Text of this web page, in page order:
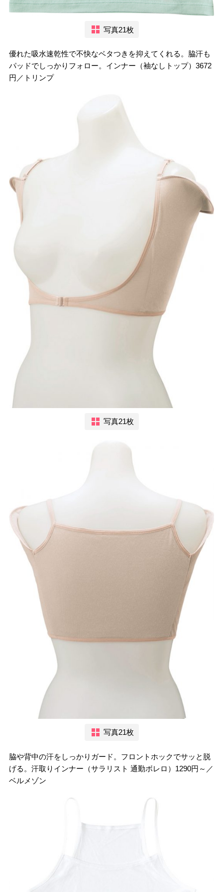
写真21枚
優れた吸水速乾性で不快なベタつきを抑えてくれる。脇汗も
パッドでしっかりフォロー。インナー（袖なしトップ）3672
円／トリンプ
写真21枚
写真21枚
脇や背中の汗をしっかりガード。フロントホックでサッと脱
げる。汗取りインナー（サラリスト 通勤ボレロ）1290円～／
ベルメゾン